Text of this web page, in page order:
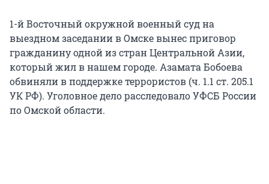
1-й Восточный окружной военный суд на
выездном заседании в Омске вынес приговор
гражданину одной из стран Центральной Азии,
который жил в нашем городе. Азамата Бобоева
обвиняли в поддержке террористов (ч. 1.1 ст. 205.1
УК РФ). Уголовное дело расследовало УФСБ России
по Омской области.